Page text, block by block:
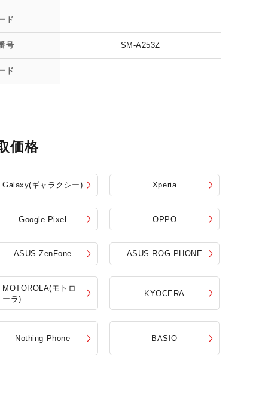
ド
号 SM-A253Z
ド
価格
Galaxy(ギャラクシー) Xperia
Google Pixel OPPO
ASUS ZenFone ASUS ROG PHONE
MOTOROLA(モトロ
ーラ)
KYOCERA
Nothing Phone BASIO